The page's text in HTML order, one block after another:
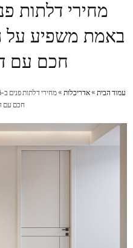
באמת משפיע על
חכם עם
עמוד הבית »אדריכלות »
חכם עם